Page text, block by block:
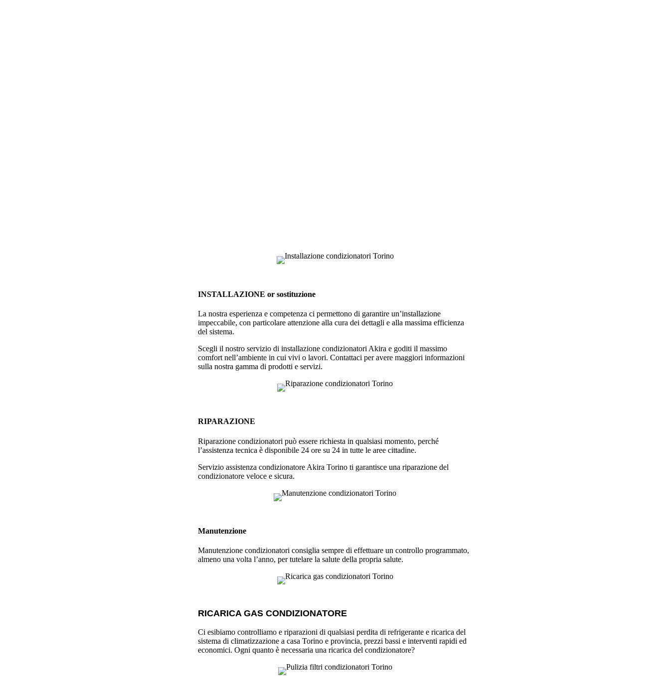
INSTALLAZIONE or sostituzione
La nostra esperienza e competenza ci permettono di garantire un’installazione
impeccabile, con particolare attenzione alla cura dei dettagli e alla massima efficienza
del sistema.
Scegli il nostro servizio di installazione condizionatori Akira e goditi il massimo
comfort nell’ambiente in cui vivi o lavori. Contattaci per avere maggiori informazioni
sulla nostra gamma di prodotti e servizi.
RIPARAZIONE
Riparazione condizionatori può essere richiesta in qualsiasi momento, perché
l’assistenza tecnica è disponibile 24 ore su 24 in tutte le aree cittadine.
Servizio assistenza condizionatore Akira Torino ti garantisce una riparazione del
condizionatore veloce e sicura.
Manutenzione
Manutenzione condizionatori consiglia sempre di effettuare un controllo programmato,
almeno una volta l’anno, per tutelare la salute della propria salute.
RICARICA GAS CONDIZIONATORE
Ci esibiamo controlliamo e riparazioni di qualsiasi perdita di refrigerante e ricarica del
sistema di climatizzazione a casa Torino e provincia, prezzi bassi e interventi rapidi ed
economici. Ogni quanto è necessaria una ricarica del condizionatore?